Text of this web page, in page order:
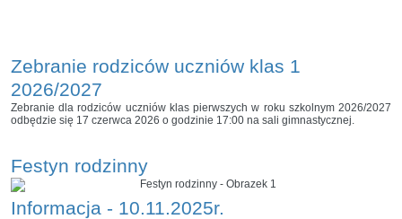
Zebranie rodziców uczniów klas 1
2026/2027
Zebranie dla rodziców uczniów klas pierwszych w roku szkolnym 2026/2027
odbędzie się 17 czerwca 2026 o godzinie 17:00 na sali gimnastycznej.
Festyn rodzinny
Informacja - 10.11.2025r.